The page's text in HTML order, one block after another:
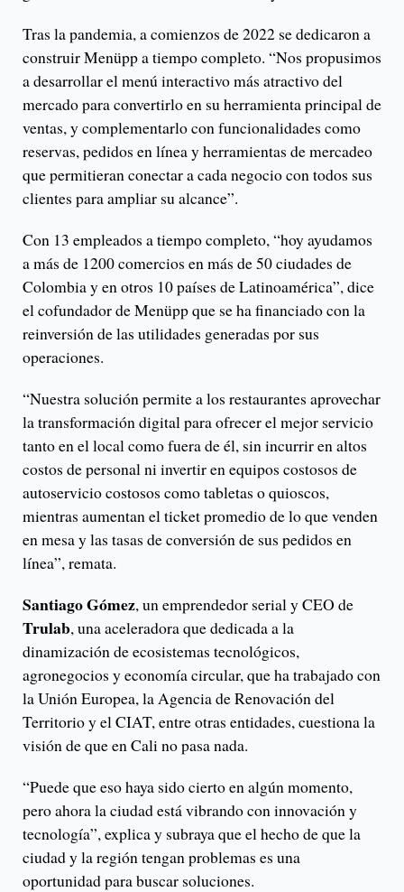
Tras la pandemia, a comienzos de 2022 se dedicaron a
construir Menüpp a tiempo completo. “Nos propusimos
a desarrollar el menú interactivo más atractivo del
mercado para convertirlo en su herramienta principal de
ventas, y complementarlo con funcionalidades como
reservas, pedidos en línea y herramientas de mercadeo
que permitieran conectar a cada negocio con todos sus
clientes para ampliar su alcance”.
Con 13 empleados a tiempo completo, “hoy ayudamos
a más de 1200 comercios en más de 50 ciudades de
Colombia y en otros 10 países de Latinoamérica”, dice
el cofundador de Menüpp que se ha financiado con la
reinversión de las utilidades generadas por sus
operaciones.
“Nuestra solución permite a los restaurantes aprovechar
la transformación digital para ofrecer el mejor servicio
tanto en el local como fuera de él, sin incurrir en altos
costos de personal ni invertir en equipos costosos de
autoservicio costosos como tabletas o quioscos,
mientras aumentan el ticket promedio de lo que venden
en mesa y las tasas de conversión de sus pedidos en
línea”, remata.
Santiago Gómez, un emprendedor serial y CEO de
Trulab, una aceleradora que dedicada a la
dinamización de ecosistemas tecnológicos,
agronegocios y economía circular, que ha trabajado con
la Unión Europea, la Agencia de Renovación del
Territorio y el CIAT, entre otras entidades, cuestiona la
visión de que en Cali no pasa nada.
“Puede que eso haya sido cierto en algún momento,
pero ahora la ciudad está vibrando con innovación y
tecnología”, explica y subraya que el hecho de que la
ciudad y la región tengan problemas es una
oportunidad para buscar soluciones.